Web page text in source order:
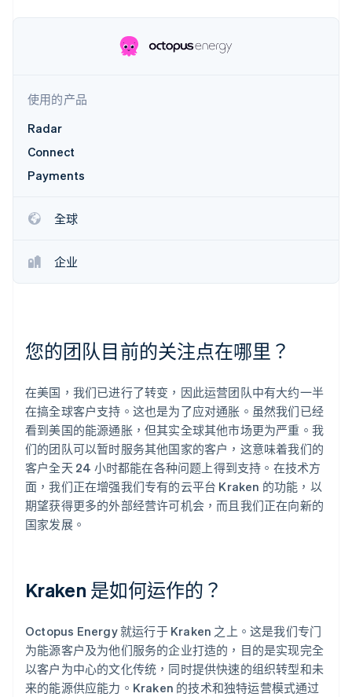
Climate
公共部门
零售
使用的产品
Radar
Connect
Payments
全球
企业
您的团队目前的关注点在哪里？
在美国，我们已进行了转变，因此运营团队中有大约一半
在搞全球客户支持。这也是为了应对通胀。虽然我们已经
看到美国的能源通胀，但其实全球其他市场更为严重。我
们的团队可以暂时服务其他国家的客户，这意味着我们的
客户全天 24 小时都能在各种问题上得到支持。在技术方
面，我们正在增强我们专有的云平台 Kraken 的功能，以
期望获得更多的外部经营许可机会，而且我们正在向新的
国家发展。
Kraken 是如何运作的？
Octopus Energy 就运行于 Kraken 之上。这是我们专门
为能源客户及为他们服务的企业打造的，目的是实现完全
以客户为中心的文化传统，同时提供快速的组织转型和未
来的能源供应能力。Kraken 的技术和独特运营模式通过